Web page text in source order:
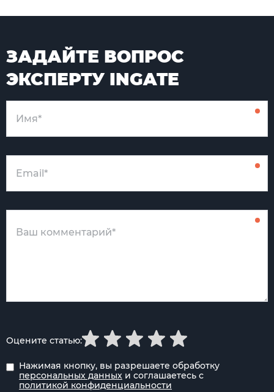
ЗАДАЙТЕ ВОПРОС
ЭКСПЕРТУ INGATE
Нажимая кнопку, вы разрешаете обработку
персональных данных и соглашаетесь с
политикой конфиденциальности
Оцените статью: